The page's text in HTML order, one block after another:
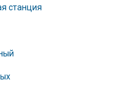
станция